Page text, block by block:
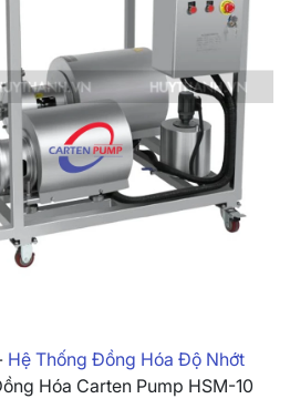
Hệ Thống Đồng Hóa Độ Nhớt
Hóa Carten Pump HSM-10